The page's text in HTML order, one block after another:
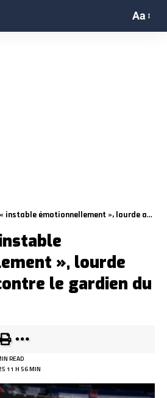
Aa
émotionnellement », lourde accusation contre le gardien du PSG
», lourde
le gardien du
11 H 56 MIN
READ